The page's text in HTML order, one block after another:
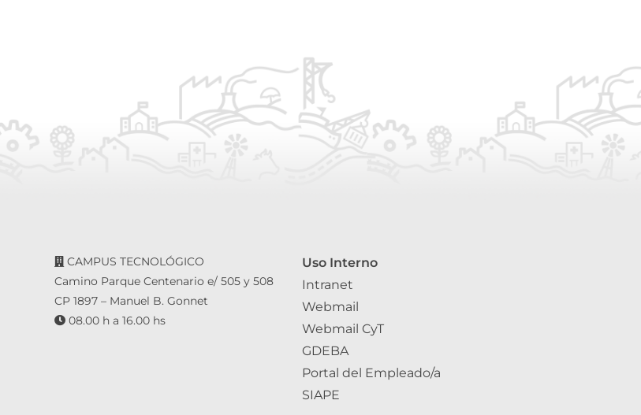
CAMPUS TECNOLÓGICO
Camino Parque Centenario e/ 505 y 508
CP 1897 – Manuel B. Gonnet
08.00 h a 16.00 hs
Uso Interno
Intranet
Webmail
Webmail CyT
GDEBA
Portal del Empleado/a
SIAPE